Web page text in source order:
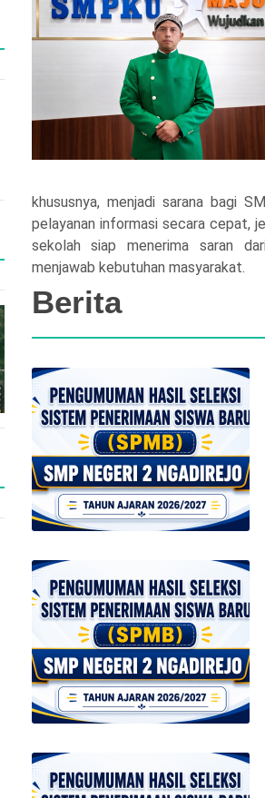
khususnya, menjadi sarana bagi
pelayanan informasi secara cepat,
sekolah siap menerima saran
menjawab kebutuhan masyarakat.
Berita